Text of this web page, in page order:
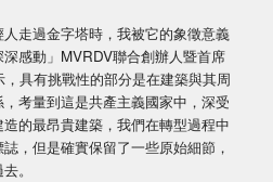
人走過金字塔時，我被它的象徵意義
感動」MVRDV聯合創辦人暨首席
具有挑戰性的部分是在建築與其周
考量到這是共產主義國家中，深受
的最昂貴建築，我們在轉型過程中
，但是確實保留了一些原始細節，
。